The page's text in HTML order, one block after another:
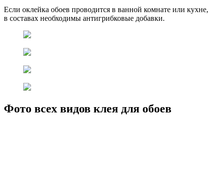
Если оклейка обоев проводится в ванной комнате или кухне,
в составах необходимы антигрибковые добавки.
Фото всех видов клея для обоев